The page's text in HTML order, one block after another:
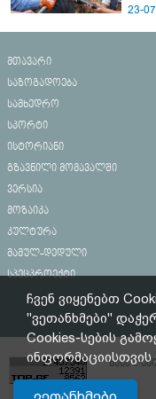
23-
მთავარი
საზოგადოება
სამხედრო
სპორტი
ისტორიანი
გზავნილი მომავალში
ვერსია
მოზაიკა
კულტურა
მამულ-დედული
სპეცპროექტი
ჩვენ ვიყენებთ
"ვეთანხმები"
Cookies-სების
ინფორმაციისთვის